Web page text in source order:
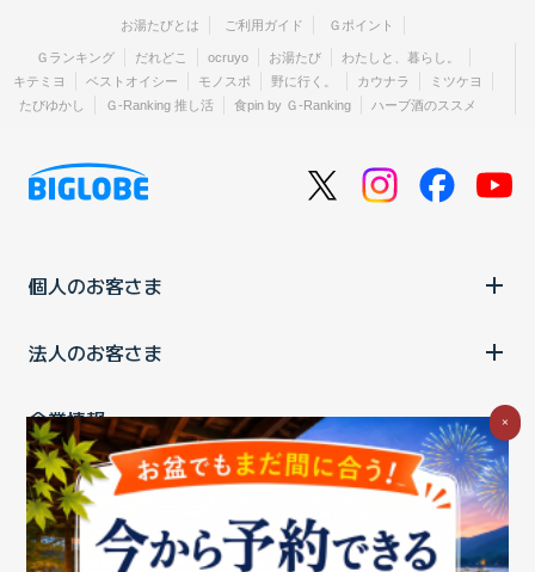
お湯たびとは ご利用ガイド Ｇポイント
Ｇランキング だれどこ ocruyo お湯たび
わたしと、暮らし。
キテミヨ
ベストオイシー モノスポ 野に行く。 カウナラ
ミツケヨ
たびゆかし
Ｇ-Ranking 推し活 食pin by Ｇ-Ranking ハーブ酒のススメ
個人のお客さま
法人のお客さま
企業情報
ご利用中の方
お問い合わせ消費税の表示 ウェブアクセシビリティの取り組み
×